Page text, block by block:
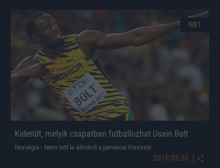
NB1
Kiderült, melyik csapatban futballozhat Usain Bolt
Norvégia - Nem tett le álmáról a jamaicai klasszis.
2018.05.30. |